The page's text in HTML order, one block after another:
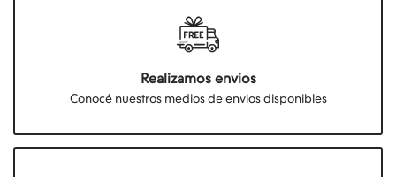
Realizamos envios
Conocé nuestros medios de envios disponibles